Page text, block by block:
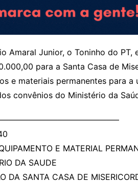
Amaral Junior, o Toninho do
para a Santa Casa de
e materiais permanentes para
convênios do Ministério da
E MATERIAL
DA SAUDE
DA SANTA CASA DE